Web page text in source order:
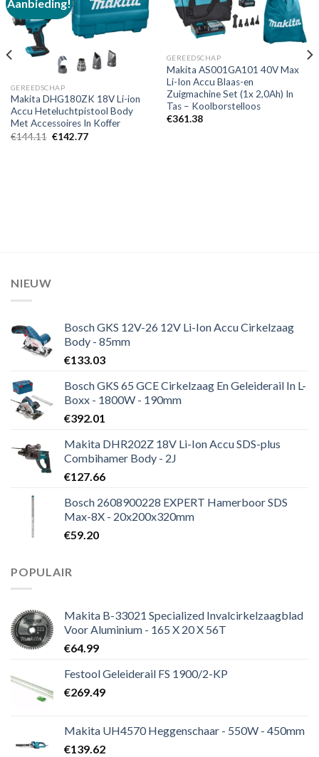
Aanbieding!
Toevoegen
GEREEDSCHAP
Makita DHG180ZK 18V Li-ion
Accu Heteluchtpistool Body
Met Accessoires In Koffer
€144.11 Oorspronkelijke
€142.77Huidige
Toevoegen
verlanglijst
GEREEDSCHAP
Makita AS001GA101 40V Max
Li-Ion Accu Blaas-en
Zuigmachine Set (1x 2,0Ah) In
Tas – Koolborstelloos
€361.38
NIEUW
Bosch GKS 12V-26 12V Li-Ion Accu Cirkelzaag
Body - 85mm
€133.03
Bosch GKS 65 GCE Cirkelzaag En Geleiderail In L-
Boxx - 1800W - 190mm
€392.01
Makita DHR202Z 18V Li-Ion Accu SDS-plus
Combihamer Body - 2J
€127.66
Bosch 2608900228 EXPERT Hamerboor SDS
Max-8X - 20x200x320mm
€59.20
POPULAIR
Makita B-33021 Specialized Invalcirkelzaagblad
Voor Aluminium - 165 X 20 X 56T
€64.99
Festool Geleiderail FS 1900/2-KP
€269.49
Makita UH4570 Heggenschaar - 550W - 450mm
€139.62